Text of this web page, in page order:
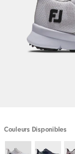
Couleurs Disponibles